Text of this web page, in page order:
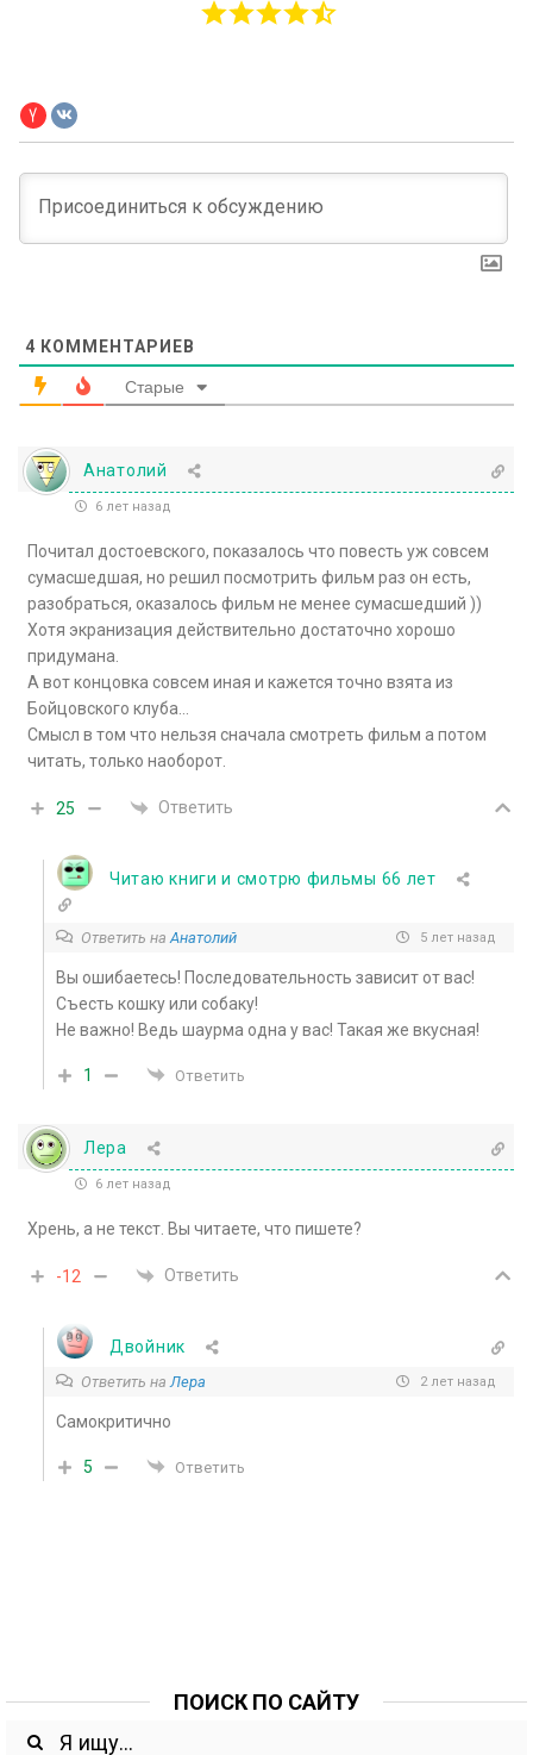
ПОИСК ПО САЙТУ
4 КОММЕНТАРИЕВ
Старые
Анатолий
6 лет назад
Почитал достоевского, показалось что повесть уж совсем
сумасшедшая, но решил посмотрить фильм раз он есть,
разобраться, оказалось фильм не менее сумасшедший ))
Хотя экранизация действительно достаточно хорошо
придумана.
А вот концовка совсем иная и кажется точно взята из
Бойцовского клуба…
Смысл в том что нельзя сначала смотреть фильм а потом
читать, только наоборот.
25 Ответить
Читаю книги и смотрю фильмы 66 лет
Ответить на Анатолий 5 лет назад
Вы ошибаетесь! Последовательность зависит от вас!
Съесть кошку или собаку!
Не важно! Ведь шаурма одна у вас! Такая же вкусная!
1 Ответить
Лера
6 лет назад
Хрень, а не текст. Вы читаете, что пишете?
-12 Ответить
Двойник
Ответить на Лера 2 лет назад
Самокритично
5 Ответить